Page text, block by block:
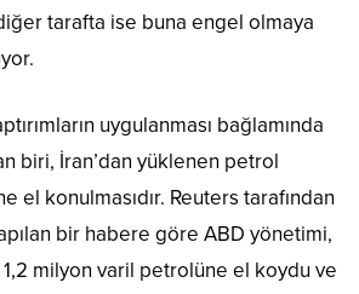
tarafta ise buna engel olmaya
uygulanması bağlamında
biri, İran’dan yüklenen petrol
el konulmasıdır. Reuters tarafından
bir habere göre ABD yönetimi,
1,2 milyon varil petrolüne el koydu ve